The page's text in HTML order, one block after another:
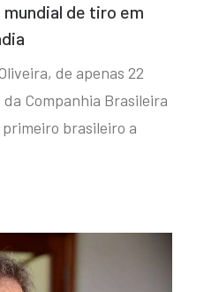
de tiro em
de apenas 22
Companhia Brasileira
brasileiro a